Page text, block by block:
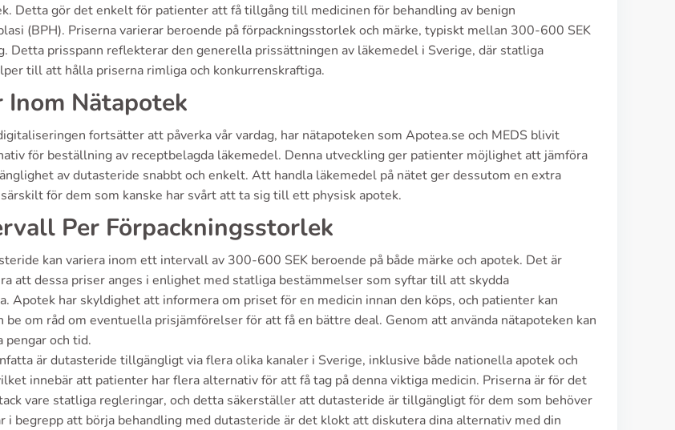
Detta gör det enkelt för patienter att få tillgång till medicinen för behandling av benign
(BPH). Priserna varierar beroende på förpackningsstorlek och märke, typiskt mellan 300-600 SEK
Detta prisspann reflekterar den generella prissättningen av läkemedel i Sverige, där statliga
till att hålla priserna rimliga och konkurrenskraftiga.
Inom Nätapotek
fortsätter att påverka vår vardag, har nätapoteken som Apotea.se och MEDS blivit
för beställning av receptbelagda läkemedel. Denna utveckling ger patienter möjlighet att jämföra
av dutasteride snabbt och enkelt. Att handla läkemedel på nätet ger dessutom en extra
för dem som kanske har svårt att ta sig till ett physisk apotek.
Per Förpackningsstorlek
kan variera inom ett intervall av 300-600 SEK beroende på både märke och apotek. Det är
att dessa priser anges i enlighet med statliga bestämmelser som syftar till att skydda
Apotek har skyldighet att informera om priset för en medicin innan den köps, och patienter kan
be om råd om eventuella prisjämförelser för att få en bättre deal. Genom att använda nätapoteken kan
pengar och tid.
är dutasteride tillgängligt via flera olika kanaler i Sverige, inklusive både nationella apotek och
innebär att patienter har flera alternativ för att få tag på denna viktiga medicin. Priserna är för det
vare statliga regleringar, och detta säkerställer att dutasteride är tillgängligt för dem som behöver
i begrepp att börja behandling med dutasteride är det klokt att diskutera dina alternativ med din